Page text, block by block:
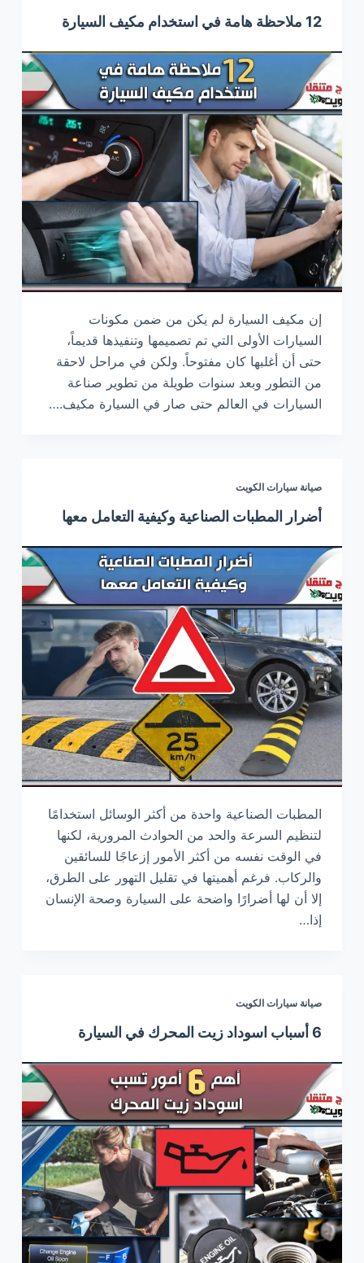
12 ملاحظة هامة في استخدام مكيف السيارة
إن مكيف السيارة لم يكن من ضمن مكونات
السيارات الأولى التي تم تصميمها وتنفيذها قديماً،
حتى أن أغلبها كان مفتوحاً. ولكن في مراحل لاحقة
من التطور وبعد سنوات طويلة من تطوير صناعة
السيارات في العالم حتى صار في السيارة مكيف.…
صيانة سيارات الكويت
أضرار المطبات الصناعية وكيفية التعامل معها
المطبات الصناعية واحدة من أكثر الوسائل استخدامًا
لتنظيم السرعة والحد من الحوادث المرورية، لكنها
في الوقت نفسه من أكثر الأمور إزعاجًا للسائقين
والركاب. فرغم أهميتها في تقليل التهور على الطرق،
إلا أن لها أضرارًا واضحة على السيارة وصحة الإنسان
إذا…
صيانة سيارات الكويت
6 أسباب اسوداد زيت المحرك في السيارة